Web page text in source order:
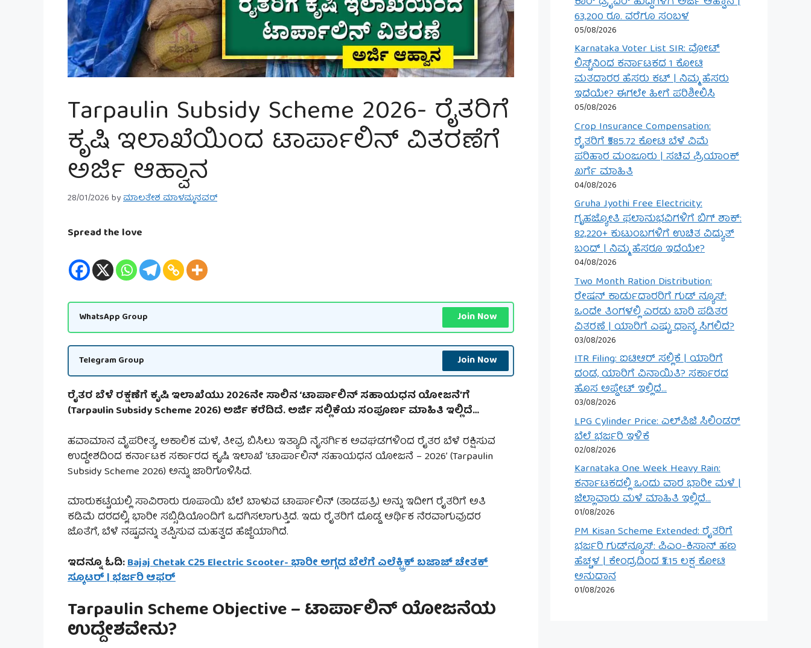
Tarpaulin Subsidy Scheme 2026- ರೈತರಿಗೆ
ಕೃಷಿ ಇಲಾಖೆಯಿಂದ ಟಾರ್ಪಾಲಿನ್ ವಿತರಣೆಗೆ
ಅರ್ಜಿ ಆಹ್ವಾನ
28/01/2026byಮಾಲತೇಶ ಮಾಳಮ್ಮನವರ್
Spread the love
WhatsApp Group Join Now
Telegram Group Join Now
ರೈತರ ಬೆಳೆ ರಕ್ಷಣೆಗೆ ಕೃಷಿ ಇಲಾಖೆಯು 2026ನೇ ಸಾಲಿನ ‘ಟಾರ್ಪಾಲಿನ್ ಸಹಾಯಧನ ಯೋಜನೆ’ಗೆ
(Tarpaulin Subsidy Scheme 2026) ಅರ್ಜಿ ಕರೆದಿದೆ. ಅರ್ಜಿ ಸಲ್ಲಿಕೆಯ ಸಂಪೂರ್ಣ ಮಾಹಿತಿ ಇಲ್ಲಿದೆ…
ಹವಾಮಾನ ವೈಪರೀತ್ಯ, ಅಕಾಲಿಕ ಮಳೆ, ತೀವ್ರ ಬಿಸಿಲು ಇತ್ಯಾದಿ ನೈಸರ್ಗಿಕ ಅವಘಡಗಳಿಂದ ರೈತರ ಬೆಳೆ ರಕ್ಷಿಸುವ
ಉದ್ದೇಶದಿಂದ ಕರ್ನಾಟಕ ಸರ್ಕಾರದ ಕೃಷಿ ಇಲಾಖೆ ‘ಟಾರ್ಪಾಲಿನ್ ಸಹಾಯಧನ ಯೋಜನೆ – 2026’ (Tarpaulin
Subsidy Scheme 2026) ಅನ್ನು ಜಾರಿಗೊಳಿಸಿದೆ.
ಮಾರುಕಟ್ಟೆಯಲ್ಲಿ ಸಾವಿರಾರು ರೂಪಾಯಿ ಬೆಲೆ ಬಾಳುವ ಟಾರ್ಪಾಲಿನ್ (ತಾಡಪತ್ರಿ) ಅನ್ನು ಇದೀಗ ರೈತರಿಗೆ ಅತಿ
ಕಡಿಮೆ ದರದಲ್ಲಿ, ಭಾರೀ ಸಬ್ಸಿಡಿಯೊಂದಿಗೆ ಒದಗಿಸಲಾಗುತ್ತಿದೆ. ಇದು ರೈತರಿಗೆ ದೊಡ್ಡ ಆರ್ಥಿಕ ನೆರವಾಗುವುದರ
ಜೊತೆಗೆ, ಬೆಳೆ ನಷ್ಟವನ್ನು ತಪ್ಪಿಸುವ ಮಹತ್ವದ ಹೆಜ್ಜೆಯಾಗಿದೆ.
ಇದನ್ನೂ ಓದಿ:Bajaj Chetak C25 Electric Scooter- ಭಾರೀ ಅಗ್ಗದ ಬೆಲೆಗೆ ಎಲೆಕ್ಟ್ರಿಕ್ ಬಜಾಜ್ ಚೇತಕ್
ಸ್ಕೂಟರ್ | ಭರ್ಜರಿ ಆಫರ್
Tarpaulin Scheme Objective – ಟಾರ್ಪಾಲಿನ್ ಯೋಜನೆಯ
ಉದ್ದೇಶವೇನು?
63,200 ರೂ. ವರೆಗೂ ಸಂಬಳ
05/08/2026
Karnataka Voter List SIR: ವೋಟ್
ಲಿಸ್ಟ್‌ನಿಂದ ಕರ್ನಾಟಕದ 1 ಕೋಟಿ
ಮತದಾರರ ಹೆಸರು ಕಟ್ | ನಿಮ್ಮ ಹೆಸರು
ಇದೆಯೇ? ಈಗಲೇ ಹೀಗೆ ಪರಿಶೀಲಿಸಿ
05/08/2026
Crop Insurance Compensation:
ರೈತರಿಗೆ ₹585.72 ಕೋಟಿ ಬೆಳೆ ವಿಮೆ
ಪರಿಹಾರ ಮಂಜೂರು | ಸಚಿವ ಪ್ರಿಯಾಂಕ್
ಖರ್ಗೆ ಮಾಹಿತಿ
04/08/2026
Gruha Jyothi Free Electricity:
ಗೃಹಜ್ಯೋತಿ ಫಲಾನುಭವಿಗಳಿಗೆ ಬಿಗ್ ಶಾಕ್:
82,220+ ಕುಟುಂಬಗಳಿಗೆ ಉಚಿತ ವಿದ್ಯುತ್
ಬಂದ್ | ನಿಮ್ಮ ಹೆಸರೂ ಇದೆಯೇ?
04/08/2026
Two Month Ration Distribution:
ರೇಷನ್ ಕಾರ್ಡುದಾರರಿಗೆ ಗುಡ್ ನ್ಯೂಸ್:
ಒಂದೇ ತಿಂಗಳಲ್ಲಿ ಎರಡು ಬಾರಿ ಪಡಿತರ
ವಿತರಣೆ | ಯಾರಿಗೆ ಎಷ್ಟು ಧಾನ್ಯ ಸಿಗಲಿದೆ?
03/08/2026
ITR Filing: ಐಟಿಆರ್ ಸಲ್ಲಿಕೆ | ಯಾರಿಗೆ
ದಂಡ, ಯಾರಿಗೆ ವಿನಾಯಿತಿ? ಸರ್ಕಾರದ
ಹೊಸ ಅಪ್ಡೇಟ್ ಇಲ್ಲಿದೆ…
03/08/2026
LPG Cylinder Price: ಎಲ್‌ಪಿಜಿ ಸಿಲಿಂಡರ್
ಬೆಲೆ ಭರ್ಜರಿ ಇಳಿಕೆ
02/08/2026
Karnataka One Week Heavy Rain:
ಕರ್ನಾಟಕದಲ್ಲಿ ಒಂದು ವಾರ ಭಾರೀ ಮಳೆ |
ಜಿಲ್ಲಾವಾರು ಮಳೆ ಮಾಹಿತಿ ಇಲ್ಲಿದೆ…
01/08/2026
PM Kisan Scheme Extended: ರೈತರಿಗೆ
ಭರ್ಜರಿ ಗುಡ್‌ನ್ಯೂಸ್: ಪಿಎಂ-ಕಿಸಾನ್ ಹಣ
ಹೆಚ್ಚಳ | ಕೇಂದ್ರದಿಂದ ₹3.15 ಲಕ್ಷ ಕೋಟಿ
ಅನುದಾನ
01/08/2026